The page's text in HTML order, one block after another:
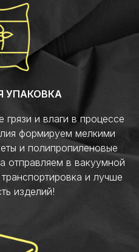
УПАКОВКА
и влаги в процессе
формируем мелкими
и полипропиленовые
в вакуумной
и лучше
изделий!